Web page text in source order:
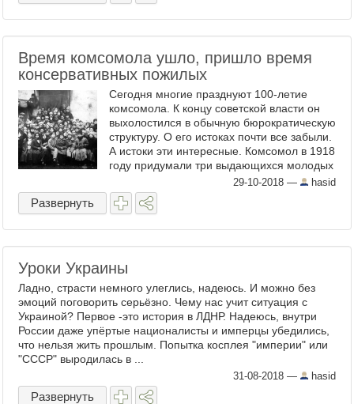
Время комсомола ушло, пришло время
консервативных пожилых
Сегодня многие празднуют 100-летие
комсомола. К концу советской власти он
выхолостился в обычную бюрократическую
структуру. О его истоках почти все забыли.
А истоки эти интересные. Комсомол в 1918
году придумали три выдающихся молодых
еврея-коммуниста - Лазарь Шацкин, Ефим
Цетлин и Оскар ...
29-10-2018 — hasid
Развернуть
Уроки Украины
Ладно, страсти немного улеглись, надеюсь. И можно без
эмоций поговорить серьёзно. Чему нас учит ситуация с
Украиной? Первое -это история в ЛДНР. Надеюсь, внутри
России даже упёртые националисты и имперцы убедились,
что нельзя жить прошлым. Попытка косплея "империи" или
"СССР" выродилась в ...
31-08-2018 — hasid
Развернуть